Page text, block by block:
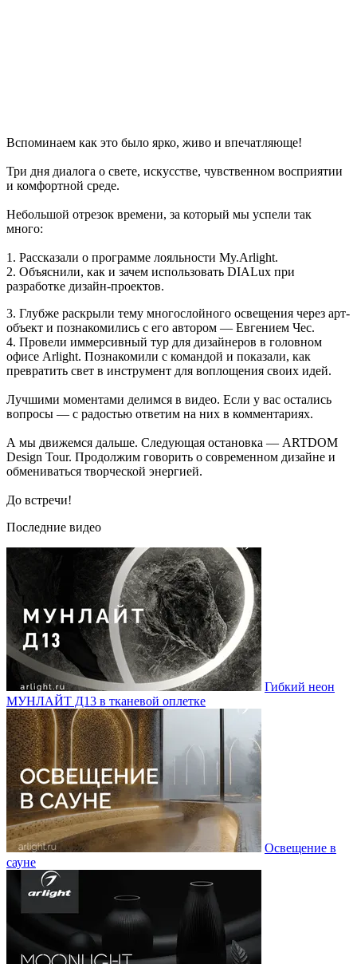
Вспоминаем как это было ярко, живо и впечатляюще!
Три дня диалога о свете, искусстве, чувственном восприятии
и комфортной среде.
Небольшой отрезок времени, за который мы успели так
много:
1. Рассказали о программе лояльности My.Arlight.
2. Объяснили, как и зачем использовать DIALux при
разработке дизайн-проектов.
3. Глубже раскрыли тему многослойного освещения через арт-
объект и познакомились с его автором — Евгением Чес.
4. Провели иммерсивный тур для дизайнеров в головном
офисе Arlight. Познакомили с командой и показали, как
превратить свет в инструмент для воплощения своих идей.
Лучшими моментами делимся в видео. Если у вас остались
вопросы — с радостью ответим на них в комментариях.
А мы движемся дальше. Следующая остановка — ARTDOM
Design Tour. Продолжим говорить о современном дизайне и
обмениваться творческой энергией.
До встречи!
Последние видео
Гибкий неон
МУНЛАЙТ Д13 в тканевой оплетке
Освещение в
сауне